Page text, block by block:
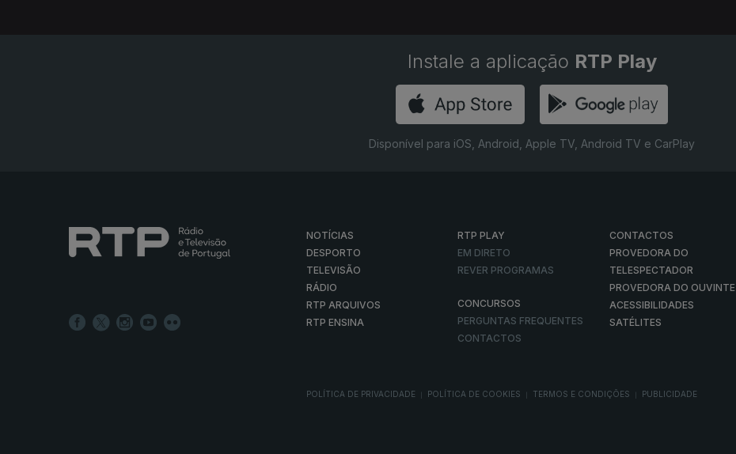
Instale a aplicação RTP Play
Disponível para iOS, Android, Apple TV, Android TV e CarPlay
NOTÍCIAS
DESPORTO
TELEVISÃO
RÁDIO
RTP ARQUIVOS
RTP ENSINA
RTP PLAY
EM DIRETO
REVER PROGRAMAS
CONCURSOS
PERGUNTAS FREQUENTES
CONTACTOS
CONTACTOS
PROVEDORA DO
TELESPECTADOR
PROVEDORA DO OUVINTE
ACESSIBILIDADES
SATÉLITES
POLÍTICA DE PRIVACIDADE POLÍTICA DE COOKIES TERMOS E CONDIÇÕES PUBLICIDADE